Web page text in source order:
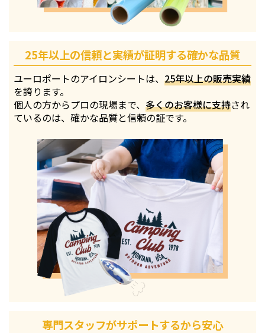
25年以上の信頼と実績が証明する確かな品質
ユーロポートのアイロンシートは、25年以上の販売実績
を誇ります。
個人の方からプロの現場まで、多くのお客様に支持され
ているのは、確かな品質と信頼の証です。
専門スタッフがサポートするから安心